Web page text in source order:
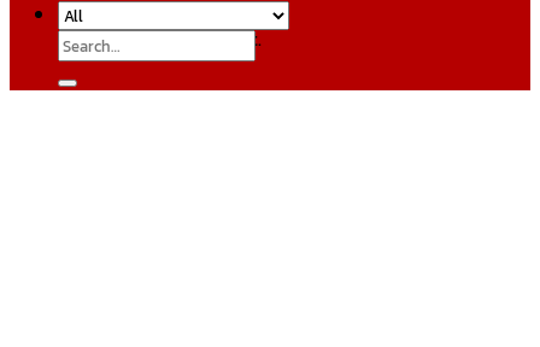
No products in the cart.
Search
for: